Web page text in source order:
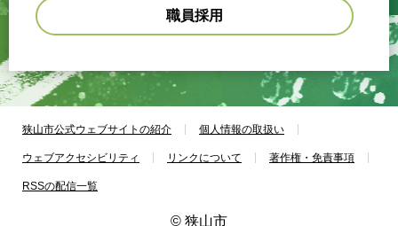
職員採用
狭山市公式ウェブサイトの紹介 個人情報の取扱い
ウェブアクセシビリティ リンクについて 著作権・免責事項
RSSの配信一覧
© 狭山市